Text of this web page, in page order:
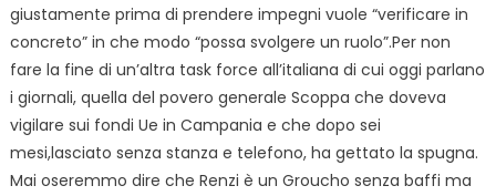
giustamente prima di prendere impegni vuole “verificare in
concreto” in che modo “possa svolgere un ruolo”.Per non
fare la fine di un’altra task force all’italiana di cui oggi parlano
i giornali, quella del povero generale Scoppa che doveva
vigilare sui fondi Ue in Campania e che dopo sei
mesi,lasciato senza stanza e telefono, ha gettato la spugna.
Mai oseremmo dire che Renzi è un Groucho senza baffi ma